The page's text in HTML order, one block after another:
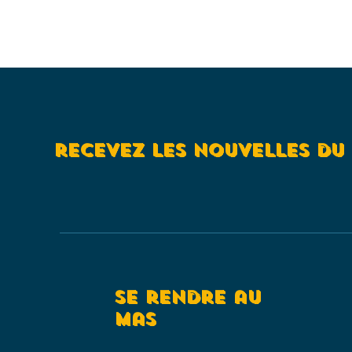
recevez les nouvelles du
SE rendre au
mas